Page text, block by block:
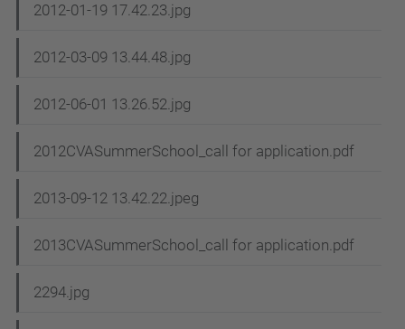
2012-01-19 17.42.23.jpg
2012-03-09 13.44.48.jpg
2012-06-01 13.26.52.jpg
2012CVASummerSchool_call for application.pdf
2013-09-12 13.42.22.jpeg
2013CVASummerSchool_call for application.pdf
2294.jpg